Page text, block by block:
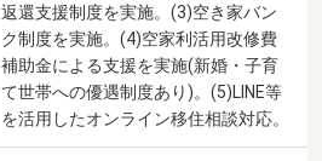
返還支援制度を実施。(3)空き家バン
ク制度を実施。(4)空家利活用改修費
補助金による支援を実施(新婚・子育
て世帯への優遇制度あり)。(5)LINE等
を活用したオンライン移住相談対応。